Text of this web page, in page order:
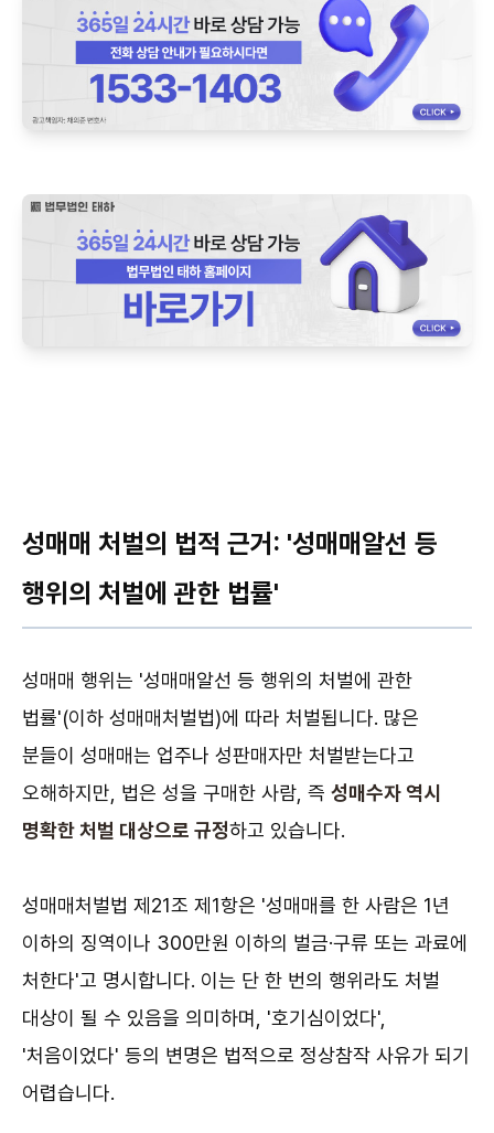
성매매 처벌의 법적 근거: '성매매알선 등
행위의 처벌에 관한 법률'
성매매 행위는 '성매매알선 등 행위의 처벌에 관한
법률'(이하 성매매처벌법)에 따라 처벌됩니다. 많은
분들이 성매매는 업주나 성판매자만 처벌받는다고
오해하지만, 법은 성을 구매한 사람, 즉 성매수자 역시
명확한 처벌 대상으로 규정하고 있습니다.
성매매처벌법 제21조 제1항은 '성매매를 한 사람은 1년
이하의 징역이나 300만원 이하의 벌금·구류 또는 과료에
처한다'고 명시합니다. 이는 단 한 번의 행위라도 처벌
대상이 될 수 있음을 의미하며, '호기심이었다',
'처음이었다' 등의 변명은 법적으로 정상참작 사유가 되기
어렵습니다.